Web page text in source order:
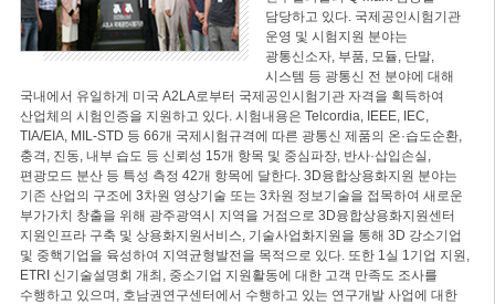
담당하고 있다. 국제공인시험기관
운영 및 시험지원 분야는
광통신소자, 부품, 모듈, 단말,
시스템 등 광통신 전 분야에 대해
국내에서 유일하게 미국 A2LA로부터 국제공인시험기관 자격을 획득하여
산업체의 시험인증을 지원하고 있다. 시험내용은 Telcordia, IEEE, IEC,
TIA/EIA, MIL-STD 등 66개 국제시험규격에 따른 광통신 제품의 온·습도순환,
충격, 진동, 내부 습도 등 신뢰성 15개 항목 및 중심파장, 반사·삽입손실,
편광모드 분산 등 특성 측정 42개 항목에 달한다. 3D융합상용화지원 분야는
기존 산업의 구조에 3차원 영상기술 또는 3차원 정보기술을 접목하여 새로운
부가가치 창출을 위해 광주광역시 지역을 거점으로 3D융합상용화지원센터
지원인프라 구축 및 상용화지원서비스, 기술사업화지원을 통해 3D 강소기업
및 중핵기업을 육성하여 지역균형발전을 목적으로 있다. 또한 1실 1기업 지원,
ETRI 신기술설명회 개최, 중소기업 지원활동에 대한 고객 만족도 조사를
수행하고 있으며, 호남권연구센터에서 수행하고 있는 연구개발 사업에 대한